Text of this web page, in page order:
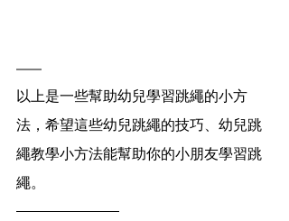
以上是一些幫助幼兒學習跳繩的小方
法，希望這些幼兒跳繩的技巧、幼兒跳
繩教學小方法能幫助你的小朋友學習跳
繩。